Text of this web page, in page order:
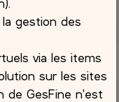
gestion des
via les items
sur les sites
de GesFine n'est